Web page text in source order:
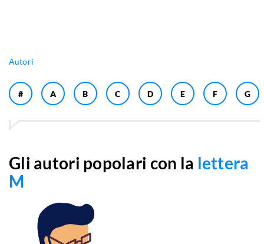
Autori
# A B C D E F G
Gli autori popolari con la lettera
M